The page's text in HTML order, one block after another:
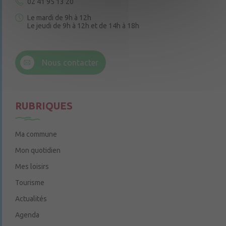
Le mardi de 9h à 12h
Le jeudi de 9h à 12h et de 14h à 18h
Nous contacter
RUBRIQUES
Ma commune
Mon quotidien
Mes loisirs
Tourisme
Actualités
Agenda